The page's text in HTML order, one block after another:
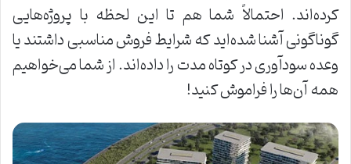
کرده‌اند. احتمالاً شما هم تا این لحظه با پروژه‌هایی
گوناگونی آشنا شده‌اید که شرایط فروش مناسبی داشتند یا
وعده سودآوری در کوتاه مدت را داده‌اند. از شما می‌خواهیم
همه آن‌ها را فراموش کنید!